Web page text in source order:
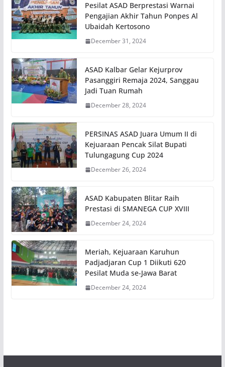
Pesilat ASAD Berprestasi Warnai
Pengajian Akhir Tahun Ponpes Al
Ubaidah Kertosono
December 31, 2024
ASAD Kalbar Gelar Kejurprov
Pasanggiri Remaja 2024, Sanggau
Jadi Tuan Rumah
December 28, 2024
PERSINAS ASAD Juara Umum II di
Kejuaraan Pencak Silat Bupati
Tulungagung Cup 2024
December 26, 2024
ASAD Kabupaten Blitar Raih
Prestasi di SMANEGA CUP XVIII
December 24, 2024
Meriah, Kejuaraan Karuhun
Padjadjaran Cup 1 Diikuti 620
Pesilat Muda se-Jawa Barat
December 24, 2024